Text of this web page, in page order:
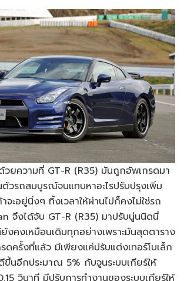
ยความที่ GT-R (R35) มันถูกอัพเกรดมา
รถสมบูรณ์จนแทบหาอะไรปรับปรุงเพิ่ม
จะอยู่นิ่งๆ ทิ้งเวลาให้ผ่านไปก็คงไม่ใช่รถ
จึงได้จับ GT-R (R35) มาปรับนู่นนิดนี่
งคงเหมือนเดิมทุกอย่างเพราะมันสุดตาราง
ดครั้งที่แล้ว มีเพียงแค่ปรับแต่งเทอร์โบเล็ก
นอีกประมาณ 5% กับจูนระบบเกียร์ให้
วินาที มีปรับการทำงานของระบบเกียร์ให้